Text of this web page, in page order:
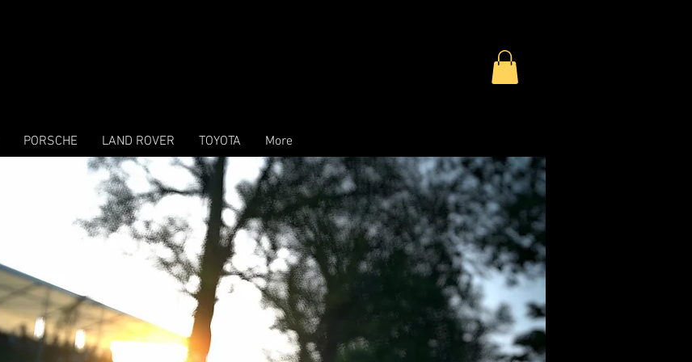
PORSCHE LAND ROVER TOYOTA More